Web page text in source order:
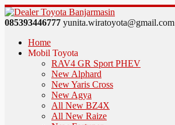
085393446777 yunita.wiratoyota@gmail.com
Home
Mobil Toyota
RAV4 GR Sport PHEV
New Alphard
New Yaris Cross
New Agya
All New BZ4X
All New Raize